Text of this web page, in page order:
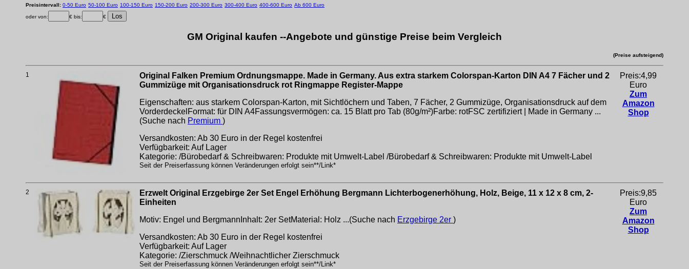
Preisintervall: 0-50 Euro 50-100 Euro 100-150 Euro 150-200 Euro 200-300 Euro 300-400 Euro 400-600 Euro Ab 600 Euro
oder von: € bis: €
GM Original kaufen --Angebote und günstige Preise beim Vergleich
(Preise aufsteigend)
1
Original Falken Premium Ordnungsmappe. Made in Germany. Aus extra starkem Colorspan-Karton DIN A4 7 Fächer und 2
Gummizüge mit Organisationsdruck rot Ringmappe Register-Mappe
Eigenschaften: aus starkem Colorspan-Karton, mit Sichtlöchern und Taben, 7 Fächer, 2 Gummizüge, Organisationsdruck auf dem
VorderdeckelFormat: für DIN A4Fassungsvermögen: ca. 15 Blatt pro Tab (80g/m²)Farbe: rotFSC zertifiziert | Made in Germany ...
(Suche nach Premium )
Versandkosten: Ab 30 Euro in der Regel kostenfrei
Verfügbarkeit: Auf Lager
Kategorie: /Bürobedarf & Schreibwaren: Produkte mit Umwelt-Label /Bürobedarf & Schreibwaren: Produkte mit Umwelt-Label
Seit der Preiserfassung können Veränderungen erfolgt sein**/Link*
Preis:4,99
Euro
Zum
Amazon
Shop
2
Erzwelt Original Erzgebirge 2er Set Engel Erhöhung Bergmann Lichterbogenerhöhung, Holz, Beige, 11 x 12 x 8 cm, 2-
Einheiten
Motiv: Engel und BergmannInhalt: 2er SetMaterial: Holz ...(Suche nach Erzgebirge 2er )
Versandkosten: Ab 30 Euro in der Regel kostenfrei
Verfügbarkeit: Auf Lager
Kategorie: /Zierschmuck /Weihnachtlicher Zierschmuck
Seit der Preiserfassung können Veränderungen erfolgt sein**/Link*
Preis:9,85
Euro
Zum
Amazon
Shop